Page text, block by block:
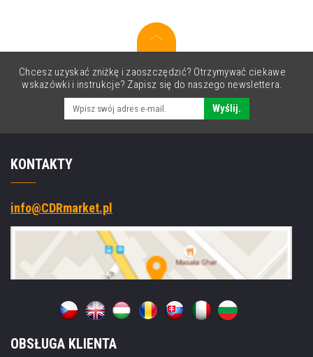
Chcesz uzyskać zniżkę i zaoszczędzić? Otrzymywać ciekawe
wskazówki i instrukcje? Zapisz się do naszego newslettera.
Wyślij.
KONTAKTY
info@CDRmarket.pl
OBSŁUGA KLIENTA